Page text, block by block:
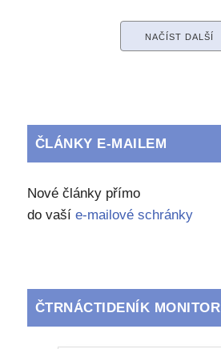
NAČÍST DALŠÍ
ČLÁNKY E-MAILEM
Nové články přímo
do vaší e-mailové schránky
ČTRNÁCTIDENÍK MONITOR